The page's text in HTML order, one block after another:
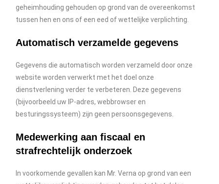
geheimhouding gehouden op grond van de overeenkomst
tussen hen en ons of een eed of wettelijke verplichting.
Automatisch verzamelde gegevens
Gegevens die automatisch worden verzameld door onze
website worden verwerkt met het doel onze
dienstverlening verder te verbeteren. Deze gegevens
(bijvoorbeeld uw IP-adres, webbrowser en
besturingssysteem) zijn geen persoonsgegevens.
Medewerking aan fiscaal en
strafrechtelijk onderzoek
In voorkomende gevallen kan Mr. Verna op grond van een